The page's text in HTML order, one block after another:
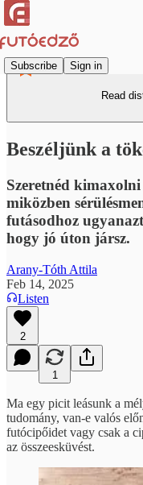
Subscribe Sign in
Read
Beszéljünk a
Szeretnéd kimaxolni
miközben
futásodhoz
hogy jó úton jársz.
Arany-Tóth Attila
Feb 14, 2025
Listen
2
1
Ma egy picit leásunk a
tudomány, van-e valós
futócipőidet vagy csak a
az összeesküvést.